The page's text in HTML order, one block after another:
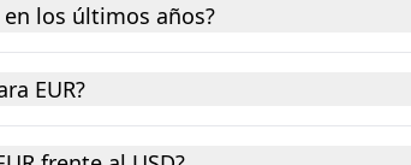
los últimos años?
EUR?